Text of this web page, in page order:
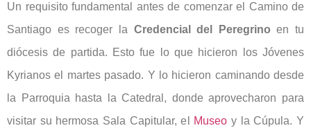
Un requisito fundamental antes de comenzar el Camino de
Santiago es recoger la Credencial del Peregrino en tu
diócesis de partida. Esto fue lo que hicieron los Jóvenes
Kyrianos el martes pasado. Y lo hicieron caminando desde
la Parroquia hasta la Catedral, donde aprovecharon para
visitar su hermosa Sala Capitular, el
Museo y la Cúpula. Y